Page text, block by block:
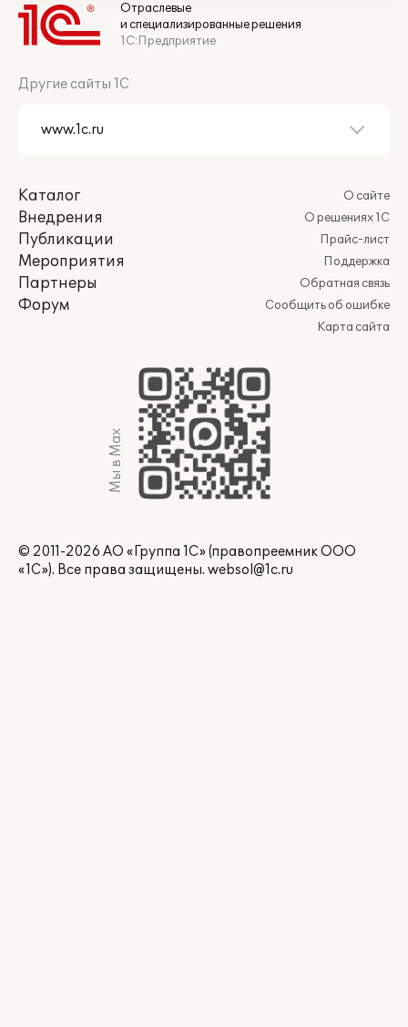
Отраслевые
и специализированные решения
1С:Предприятие
Другие сайты 1С
Каталог
Внедрения
Публикации
Мероприятия
Партнеры
Форум
О сайте
О решениях 1С
Прайс-лист
Поддержка
Обратная связь
Сообщить об ошибке
Карта сайта
Мы в Max
© 2011-2026 АО «Группа 1С» (правопреемник ООО
«1С»). Все права защищены. websol@1c.ru